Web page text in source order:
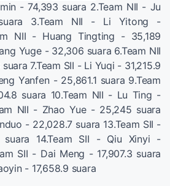
- 74,393 suara 2.Team NII - Ju
3.Team NII - Li Yitong -
NII - Huang Tingting - 35,189
Yuge - 32,306 suara 6.Team NII
7.Team SII - Li Yuqi - 31,215.9
Yanfen - 25,861.1 suara 9.Team
suara 10.Team NII - Lu Ting -
NII - Zhao Yue - 25,245 suara
- 22,028.7 suara 13.Team SII -
14.Team SII - Qiu Xinyi -
SII - Dai Meng - 17,907.3 suara
- 17,658.9 suara